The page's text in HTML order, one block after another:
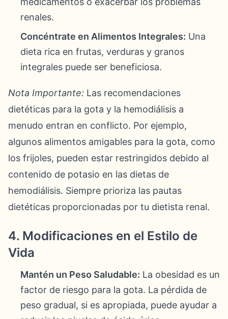
renales.
Concéntrate en Alimentos Integrales: Una
dieta rica en frutas, verduras y granos
integrales puede ser beneficiosa.
Nota Importante: Las recomendaciones
dietéticas para la gota y la hemodiálisis a
menudo entran en conflicto. Por ejemplo,
algunos alimentos amigables para la gota, como
los frijoles, pueden estar restringidos debido al
contenido de potasio en las dietas de
hemodiálisis. Siempre prioriza las pautas
dietéticas proporcionadas por tu dietista renal.
4. Modificaciones en el Estilo de
Vida
Mantén un Peso Saludable: La obesidad es un
factor de riesgo para la gota. La pérdida de
peso gradual, si es apropiada, puede ayudar a